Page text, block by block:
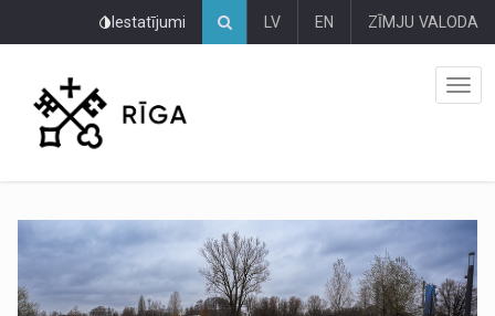
Iestatījumi LV EN ZĪMJU VALODA